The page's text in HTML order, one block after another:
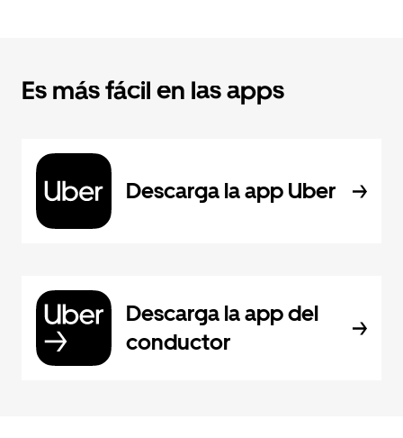
Es más fácil en las apps
Descarga la app Uber
Descarga la app del
conductor